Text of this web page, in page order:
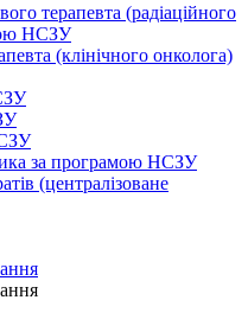
терапевта (радіаційного
НСЗУ
(клінічного онколога)
за програмою НСЗУ
(централізоване